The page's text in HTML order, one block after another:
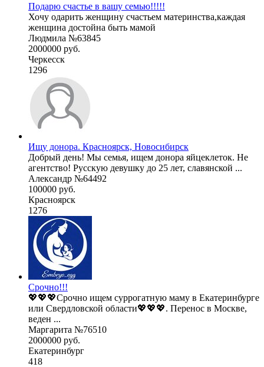
Подарю счастье в вашу семью!!!!!
Хочу одарить женщину счастьем материнства,каждая
женщина достойна быть мамой
Людмила №63845
2000000 руб.
Черкесск
1296
Ищу донора. Красноярск, Новосибирск
Добрый день! Мы семья, ищем донора яйцеклеток. Не
агентство! Русскую девушку до 25 лет, славянской ...
Александр №64492
100000 руб.
Красноярск
1276
Срочно!!!
💖💖💖Срочно ищем суррогатную маму в Екатеринбурге
или Свердловской области💖💖💖. Перенос в Москве,
веден ...
Маргарита №76510
2000000 руб.
Екатеринбург
418